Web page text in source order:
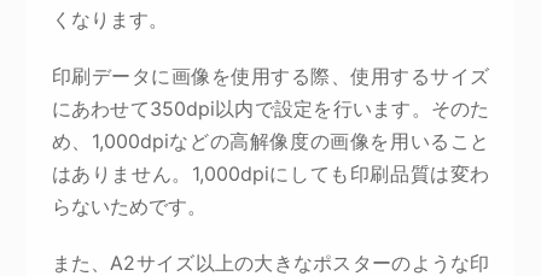
くなります。
印刷データに画像を使用する際、使用するサイズ
にあわせて350dpi以内で設定を行います。そのた
め、1,000dpiなどの高解像度の画像を用いること
はありません。1,000dpiにしても印刷品質は変わ
らないためです。
また、A2サイズ以上の大きなポスターのような印